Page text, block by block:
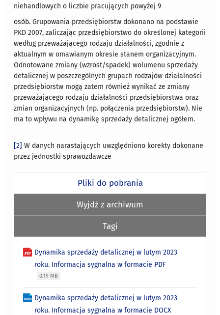
niehandlowych o liczbie pracujących powyżej 9
osób. Grupowania przedsiębiorstw dokonano na podstawie
PKD 2007, zaliczając przedsiębiorstwo do określonej kategorii
według przeważającego rodzaju działalności, zgodnie z
aktualnym w omawianym okresie stanem organizacyjnym.
Odnotowane zmiany (wzrost/spadek) wolumenu sprzedaży
detalicznej w poszczególnych grupach rodzajów działalności
przedsiębiorstw mogą zatem również wynikać ze zmiany
przeważającego rodzaju działalności przedsiębiorstwa oraz
zmian organizacyjnych (np. połączenia przedsiębiorstw). Nie
ma to wpływu na dynamikę sprzedaży detalicznej ogółem.
[2] W danych narastających uwzględniono korekty dokonane
przez jednostki sprawozdawcze
Pliki do pobrania
Wyjdź z archiwum
Tagi
Dynamika sprzedaży detalicznej w lutym 2023
roku. Informacja sygnalna w formacie PDF
0.19 MB
Dynamika sprzedaży detalicznej w lutym 2023
roku. Informacja sygnalna w formacie DOCX